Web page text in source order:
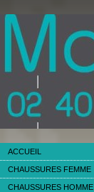
ACCUEIL
CHAUSSURES FEMME
CHAUSSURES HOMME